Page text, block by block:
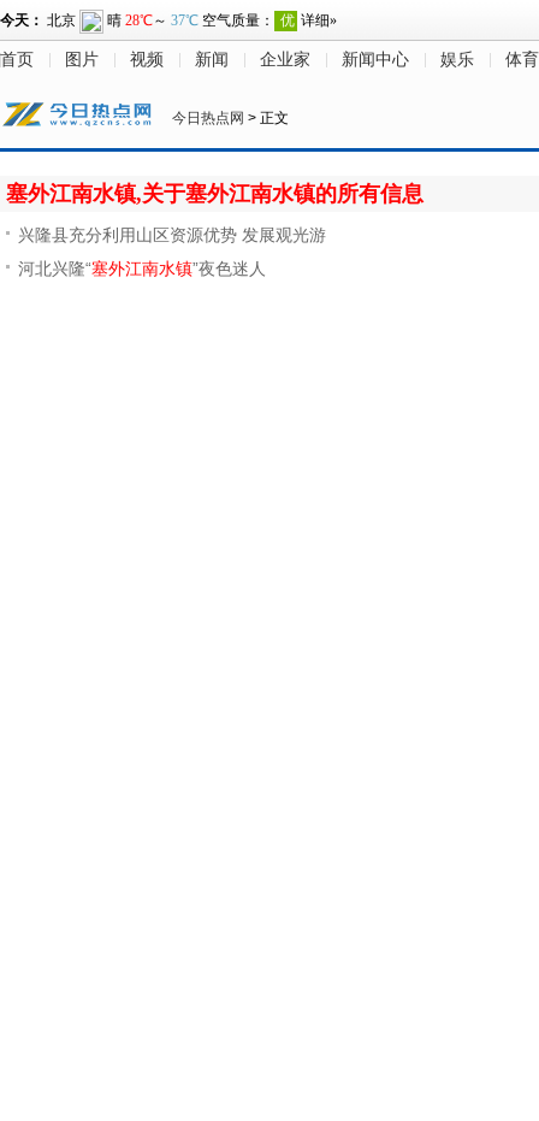
首页 图片 视频 新闻 企业家 新闻中心 娱乐 体育
今日热点网 > 正文
塞外江南水镇,关于塞外江南水镇的所有信息
兴隆县充分利用山区资源优势 发展观光游
河北兴隆“塞外江南水镇”夜色迷人